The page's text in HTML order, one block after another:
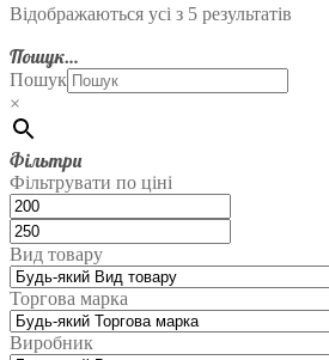
Відображаються усі з 5 результатів
Пошук…
Пошук
×
Фільтри
Фільтрувати по ціні
Вид товару
Торгова марка
Виробник